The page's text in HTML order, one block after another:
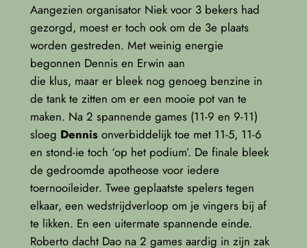
Aangezien organisator Niek voor 3 bekers had
gezorgd, moest er toch ook om de 3e plaats
worden gestreden. Met weinig energie
begonnen Dennis en Erwin aan
die klus, maar er bleek nog genoeg benzine in
de tank te zitten om er een mooie pot van te
maken. Na 2 spannende games (11-9 en 9-11)
sloeg Dennisonverbiddelijk toe met 11-5, 11-6
en stond-ie toch ‘op het podium’. De finale bleek
de gedroomde apotheose voor iedere
toernooileider. Twee geplaatste spelers tegen
elkaar, een wedstrijdverloop om je vingers bij af
te likken. En een uitermate spannende einde.
Roberto dacht Dao na 2 games aardig in zijn zak